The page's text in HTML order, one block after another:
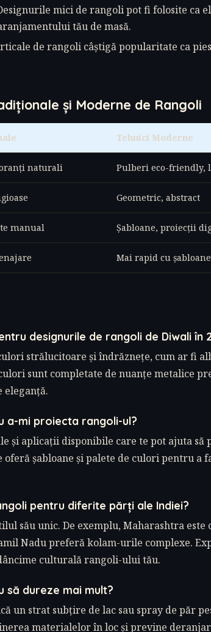
mici de rangoli pot fi folosite ca
tău de masă.
de rangoli câștigă popularitate ca
și Moderne de Rangoli
Tehnici Moderne
naturali Pulberi eco-friendly,
Geometric, abstract
manual Șabloane, proiecții
Mai rapid cu
designurile de rangoli de Diwali în
strălucitoare și îndrăznețe, cum ar fi
sunt completate de nuanțe metalice
eleganță.
a-mi proiecta rangoli-ul?
și aplicații disponibile care te pot ajuta să
șabloane și palete de culori pentru a
pentru diferite părți ale Indiei?
său unic. De exemplu, Maharashtra este
Nadu preferă kolam-urile complexe.
culturală rangoli-ului tău.
să dureze mai mult?
un strat subțire de lac sau spray de păr
materialelor în loc și previne